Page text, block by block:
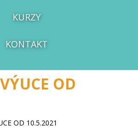
KURZY
KONTAKT
OD
OD 10.5.2021